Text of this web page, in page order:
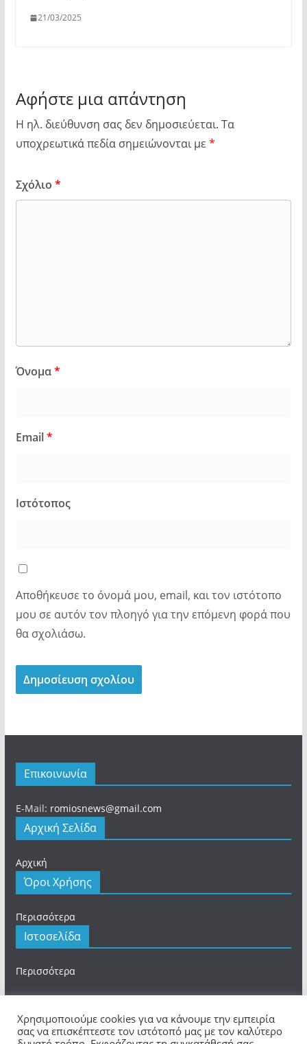
21/03/2025
Αφήστε μια απάντηση
Η ηλ. διεύθυνση σας δεν δημοσιεύεται. Τα
υποχρεωτικά πεδία σημειώνονται με *
Σχόλιο *
Όνομα*
Email*
Ιστότοπος
Αποθήκευσε το όνομά μου, email, και τον ιστότοπο
μου σε αυτόν τον πλοηγό για την επόμενη φορά που
θα σχολιάσω.
Επικοινωνία
E-Mail: romiosnews@gmail.com
Αρχική Σελίδα
Αρχική
Όροι Χρήσης
Περισσότερα
Ιστοσελίδα
Περισσότερα
Χρησιμοποιούμε cookies για να κάνουμε την εμπειρία
σας να επισκέπτεστε τον ιστότοπό μας με τον καλύτερο